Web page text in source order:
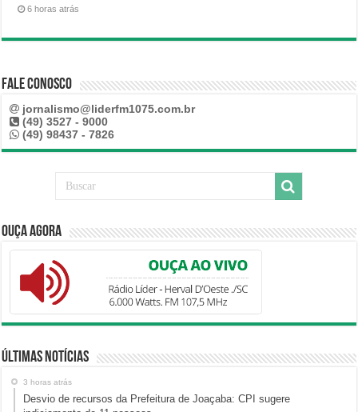
6 horas atrás
Fale Conosco
jornalismo@liderfm1075.com.br
(49) 3527 - 9000
(49) 98437 - 7826
Ouça Agora
Últimas Notícias
3 horas atrás
Desvio de recursos da Prefeitura de Joaçaba: CPI sugere